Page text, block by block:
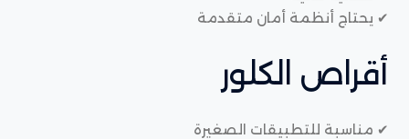
✔ يحتاج أنظمة أمان متقدمة
أقراص الكلور
✔ مناسبة للتطبيقات الصغيرة